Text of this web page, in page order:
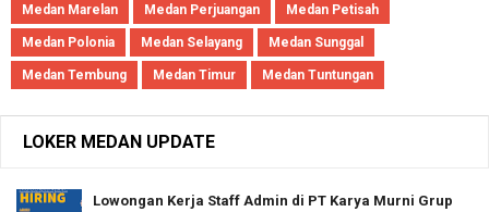
Medan Marelan Medan Perjuangan Medan Petisah
Medan Polonia Medan Selayang Medan Sunggal
Medan Tembung Medan Timur Medan Tuntungan
LOKER MEDAN UPDATE
Lowongan Kerja Staff Admin di PT Karya Murni Grup